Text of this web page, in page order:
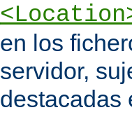
en los
servidor,
destacadas